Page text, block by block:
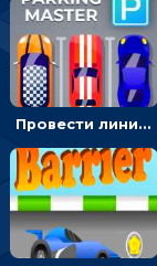
Провести линию, чтобы припарковать машину на место и собрать монеты - гонки